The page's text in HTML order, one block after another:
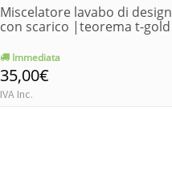
Miscelatore lavabo di design
con scarico |teorema t-gold
Immediata
35,00€
IVA Inc.